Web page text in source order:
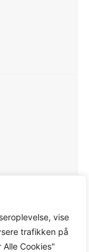
vise
trafikken på
Cookies"